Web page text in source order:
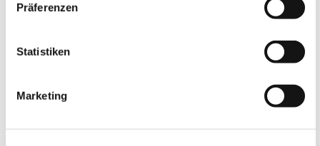
Präferenzen
Statistiken
Marketing
Zeit: